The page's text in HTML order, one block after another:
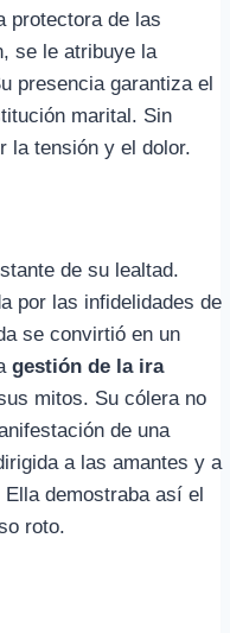
protectora de las
se le atribuye la
presencia garantiza el
marital. Sin
la tensión y el dolor.
de su lealtad.
por las infidelidades de
se convirtió en un
gestión de la ira
mitos. Su cólera no
de una
a las amantes y a
demostraba así el
roto.